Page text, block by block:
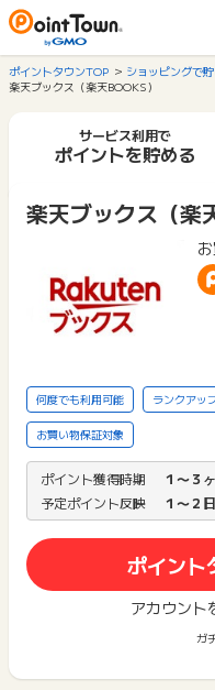
ポイントタウンTOP ショッピングで
楽天ブックス（楽天BOOKS）
サービス利用で
ポイントを貯める
楽天ブックス（楽
何度でも利用可能 ランクアッ
お買い物保証対象
ポイント獲得時期
１〜３
予定ポイント反映
１〜２
ポイント
アカウント
ガ